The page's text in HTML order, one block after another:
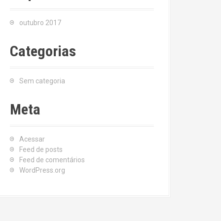
outubro 2017
Categorias
Sem categoria
Meta
Acessar
Feed de posts
Feed de comentários
WordPress.org